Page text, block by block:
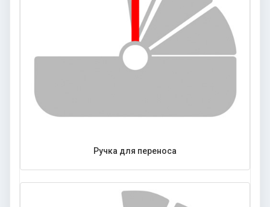
Ручка для переноса